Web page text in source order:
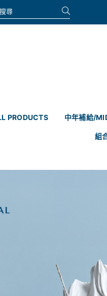
PRODUCTS 中年補給/
組